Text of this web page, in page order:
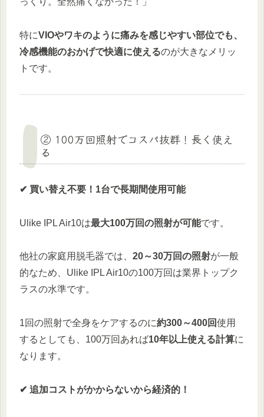
特にVIOやワキのように痛みを感じやすい部位でも、
冷感機能のおかげで快適に使えるのが大きなメリッ
トです。
② 100万回照射でコスパ抜群！長く使え
る
✔ 買い替え不要！1台で長期間使用可能
Ulike IPL Air10は最大100万回の照射が可能です。
他社の家庭用脱毛器では、 20～30万回の照射が一般
的なため、Ulike IPL Air10の100万回は業界トップク
ラスの水準です。
1回の照射で全身をケアするのに約300～400回使用
するとしても、100万回あれば10年以上使える計算に
なります。
✔ 追加コストがかからないから経済的！